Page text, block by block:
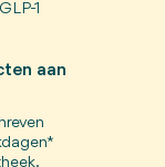
1
aan